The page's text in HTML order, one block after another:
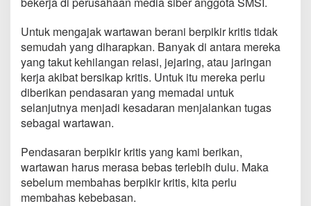
Untuk mengajak wartawan berani berpikir kritis tidak
semudah yang diharapkan. Banyak di antara mereka
yang takut kehilangan relasi, jejaring, atau jaringan
kerja akibat bersikap kritis. Untuk itu mereka perlu
diberikan pendasaran yang memadai untuk
selanjutnya menjadi kesadaran menjalankan tugas
sebagai wartawan.
Pendasaran berpikir kritis yang kami berikan,
wartawan harus merasa bebas terlebih dulu. Maka
sebelum membahas berpikir kritis, kita perlu
membahas kebebasan.